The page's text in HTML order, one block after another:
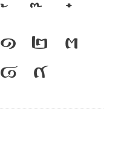
๑ ๒ ๓
๘ ๙